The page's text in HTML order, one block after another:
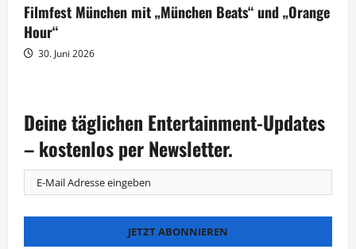
Filmfest München mit „München Beats“ und „Orange
Hour“
30. Juni 2026
Deine täglichen Entertainment-Updates
– kostenlos per Newsletter.